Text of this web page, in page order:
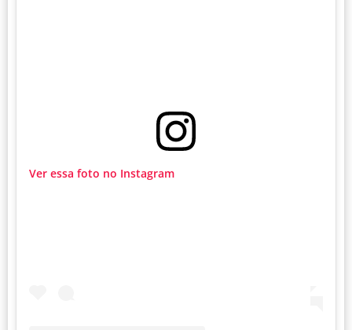
Ver essa foto no Instagram